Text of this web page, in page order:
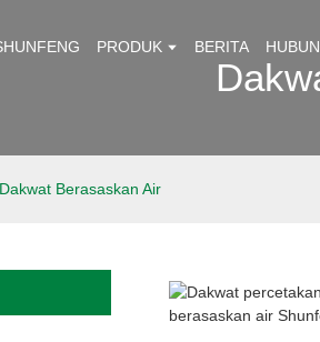
PRODUK BERITA
Dakwat Berasaskan Air